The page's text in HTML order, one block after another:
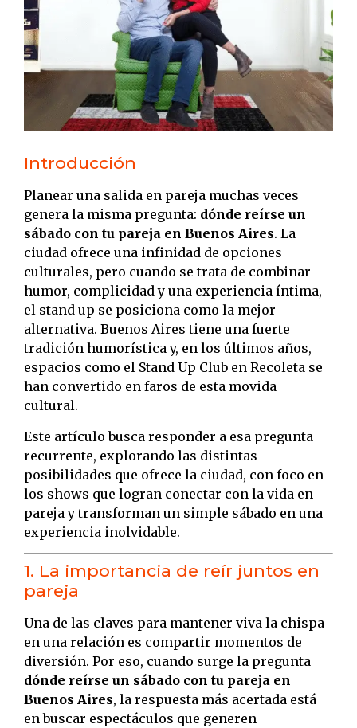
Introducción
Planear una salida en pareja muchas veces
genera la misma pregunta: dónde reírse un
sábado con tu pareja en Buenos Aires. La
ciudad ofrece una infinidad de opciones
culturales, pero cuando se trata de combinar
humor, complicidad y una experiencia íntima,
el stand up se posiciona como la mejor
alternativa. Buenos Aires tiene una fuerte
tradición humorística y, en los últimos años,
espacios como el Stand Up Club en Recoleta se
han convertido en faros de esta movida
cultural.
Este artículo busca responder a esa pregunta
recurrente, explorando las distintas
posibilidades que ofrece la ciudad, con foco en
los shows que logran conectar con la vida en
pareja y transforman un simple sábado en una
experiencia inolvidable.
1. La importancia de reír juntos en
pareja
Una de las claves para mantener viva la chispa
en una relación es compartir momentos de
diversión. Por eso, cuando surge la pregunta
dónde reírse un sábado con tu pareja en
Buenos Aires, la respuesta más acertada está
en buscar espectáculos que generen